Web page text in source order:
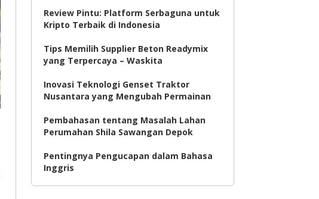
Review Pintu: Platform Serbaguna untuk
Kripto Terbaik di Indonesia
Tips Memilih Supplier Beton Readymix
yang Terpercaya – Waskita
Inovasi Teknologi Genset Traktor
Nusantara yang Mengubah Permainan
Pembahasan tentang Masalah Lahan
Perumahan Shila Sawangan Depok
Pentingnya Pengucapan dalam Bahasa
Inggris